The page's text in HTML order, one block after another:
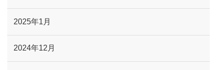
2025年1月
2024年12月